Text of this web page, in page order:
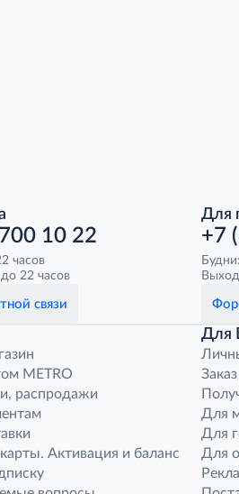
10 22
часов
22 часов
связи
Для
+7
METRO
распродажи
Активация и баланс
Для
Для
Для
Для